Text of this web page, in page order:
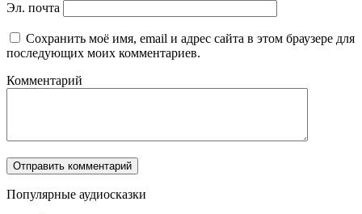
Эл. почта
Сохранить моё имя, email и адрес сайта в этом браузере для
последующих моих комментариев.
Комментарий
Популярные аудиосказки